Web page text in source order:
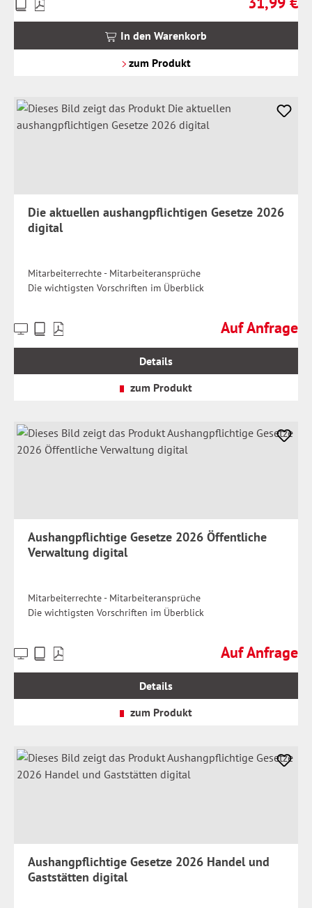
inkl.
In den Warenkorb
zum Produkt
Die aktuellen aushangpflichtigen Gesetze 2026
digital
Mitarbeiterrechte - Mitarbeiteransprüche
Die wichtigsten Vorschriften im Überblick
Regulärer Preis:
Auf Anfrage
Preise
Details
zum Produkt
Aushangpflichtige Gesetze 2026 Öffentliche
Verwaltung digital
Mitarbeiterrechte - Mitarbeiteransprüche
Die wichtigsten Vorschriften im Überblick
Regulärer Preis:
Auf Anfrage
Preise
Details
zum Produkt
Aushangpflichtige Gesetze 2026 Handel und
Gaststätten digital